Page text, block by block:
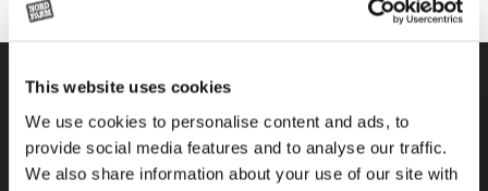
This website uses cookies
We use cookies to personalise content and ads, to
provide social media features and to analyse our traffic.
We also share information about your use of our site with